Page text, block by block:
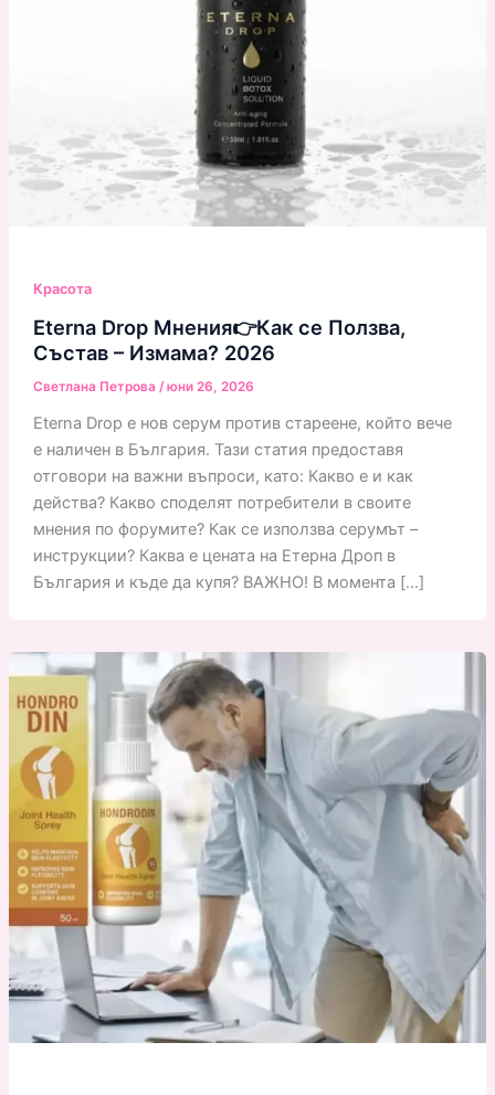
Красота
Eterna Drop Мнения👉Как се Ползва,
Състав – Измама? 2026
Светлана Петрова /юни 26, 2026
Eterna Drop е нов серум против стареене, който вече
е наличен в България. Тази статия предоставя
отговори на важни въпроси, като: Какво е и как
действа? Какво споделят потребители в своите
мнения по форумите? Как се използва серумът –
инструкции? Каква е цената на Етерна Дроп в
България и къде да купя? ВАЖНО! В момента […]